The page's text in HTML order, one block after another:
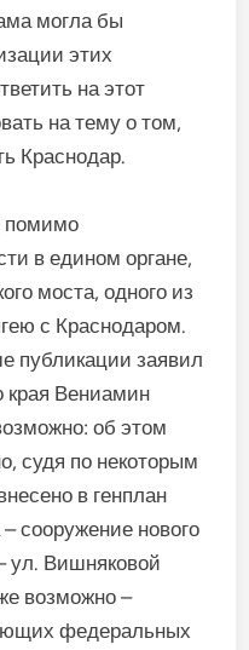
могла бы
этих
на этот
на тему о том,
Краснодар.
помимо
в едином органе,
моста, одного из
с Краснодаром.
публикации заявил
края Вениамин
об этом
судя по некоторым
в генплан
сооружение нового
ул. Вишняковой
возможно –
федеральных